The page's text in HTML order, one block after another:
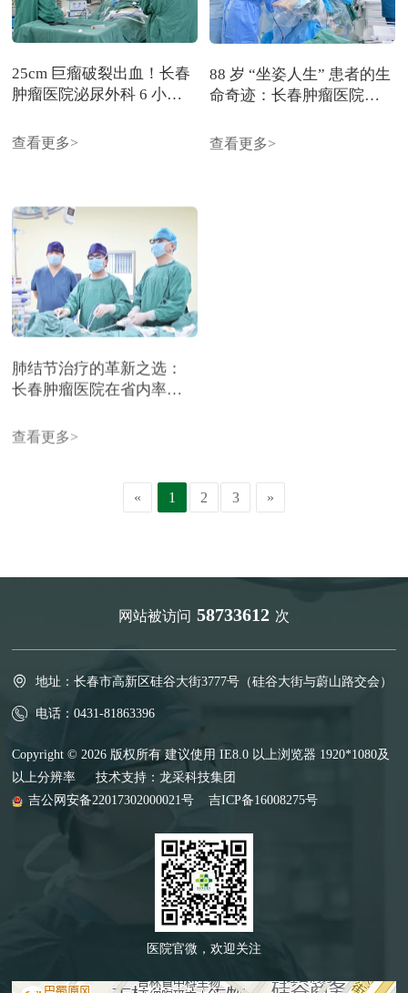
25cm 巨瘤破裂出血！长春
肿瘤医院泌尿外科 6 小时
七旬老人
查看更多>
88 岁 “坐姿人生” 患者的生
命奇迹：长春肿瘤医院突
瘤手术
查看更多>
长春肿瘤医院在省内率先
开展"无管化"胸腔镜手术
« 1 2 3 »
网站被访问 58733612 次
地址：长春市高新区硅谷大街3777号（硅谷大街与蔚山路交会）
电话：0431-81863396
Copyright © 2026 版权所有 建议使用 IE8.0 以上浏览器 1920*1080及
以上分辨率 技术支持：龙采科技集团
吉公网安备22017302000021号
吉ICP备16008275号
医院官微，欢迎关注